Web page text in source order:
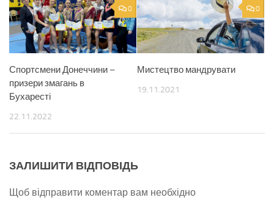
0
Спортсмени Донеччини –
призери змагань в
Бухаресті
22.11.2022
0
Мистецтво мандрувати
19.11.2021
ЗАЛИШИТИ ВІДПОВІДЬ
Щоб відправити коментар вам необхідно